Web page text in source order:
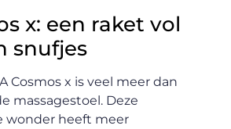
x: een raket vol
snufjes
Cosmos x is veel meer dan
massagestoel. Deze
wonder heeft meer